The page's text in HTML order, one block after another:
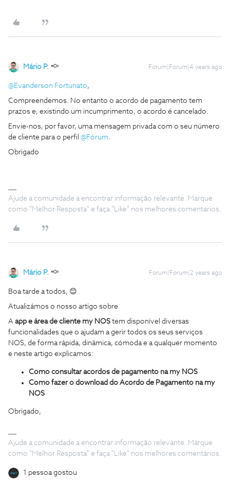
Mário P. Forum|Forum|4 years ago
@Evanderson Fortunato,
Compreendemos. No entanto o acordo de pagamento tem
prazos e, existindo um incumprimento, o acordo é cancelado.
Envie-nos, por favor, uma mensagem privada com o seu número
de cliente para o perfil @Fórum.
Obrigado
Ajude a comunidade a encontrar informação relevante. Marque
como "Melhor Resposta" e faça "Like" nos melhores comentários.
Mário P. Forum|Forum|2 years ago
Boa tarde a todos, 😊
Atualizámos o nosso artigo sobre
A app e área de cliente my NOS tem disponível diversas
funcionalidades que o ajudam a gerir todos os seus serviços
NOS, de forma rápida, dinâmica, cómoda e a qualquer momento
e neste artigo explicamos:
Como consultar acordos de pagamento na my NOS
Como fazer o download do Acordo de Pagamento na my
NOS
Obrigado,
Ajude a comunidade a encontrar informação relevante. Marque
como "Melhor Resposta" e faça "Like" nos melhores comentários.
1 pessoa gostou